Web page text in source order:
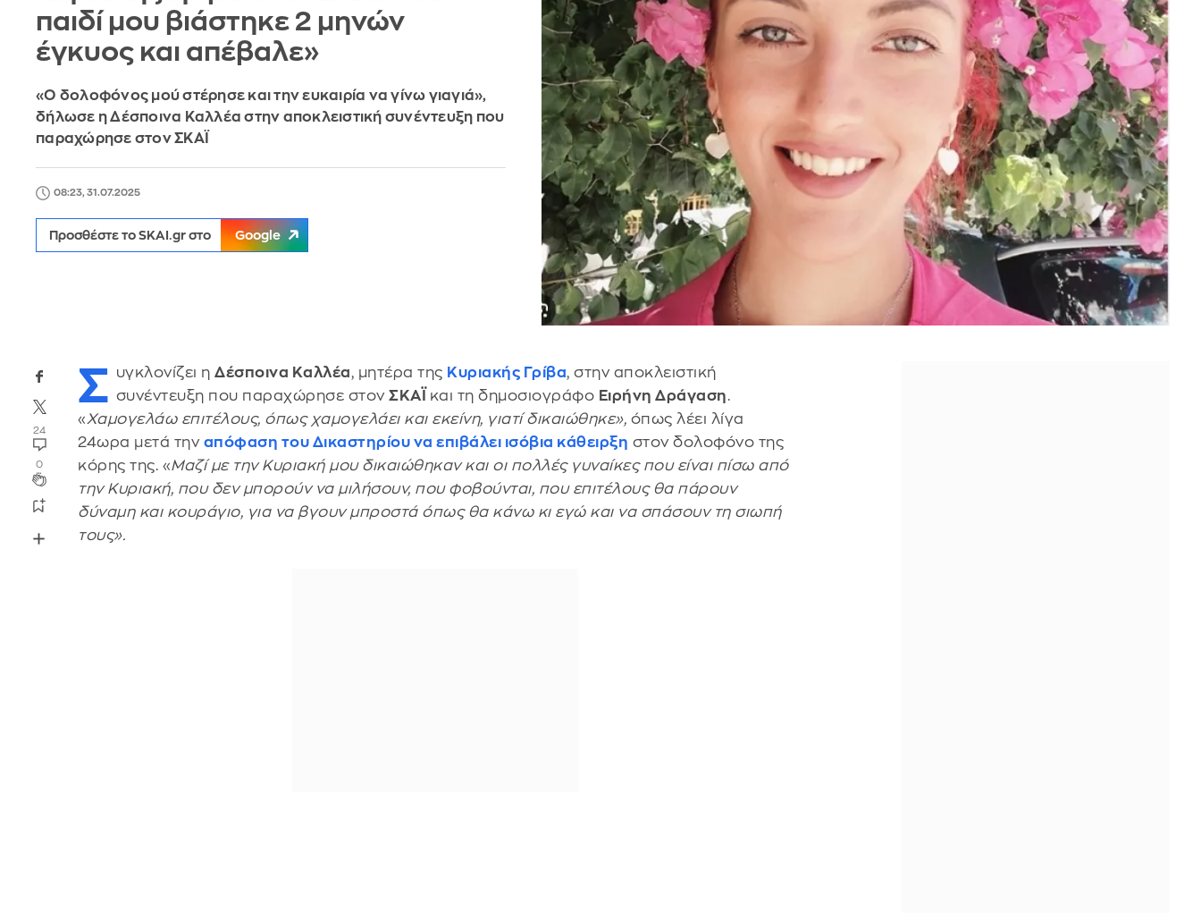
παιδί μου βιάστηκε 2 μηνών
έγκυος και απέβαλε»
«Ο δολοφόνος μού στέρησε και την ευκαιρία να γίνω γιαγιά»,
δήλωσε η Δέσποινα Καλλέα στην αποκλειστική συνέντευξη που
παραχώρησε στον ΣΚΑΪ
08:23, 31.07.2025
Προσθέστε το SKAI.gr στο Google
24
0
Σ υγκλονίζει ηΔέσποινα Καλλέα, μητέρα της Κυριακής Γρίβα, στην αποκλειστική
συνέντευξη που παραχώρησε στονΣΚΑΪ και τη δημοσιογράφο Ειρήνη Δράγαση.
«Χαμογελάω επιτέλους, όπως χαμογελάει και εκείνη, γιατί δικαιώθηκε», όπως λέει λίγα
24ωρα μετά την απόφαση του Δικαστηρίου να επιβάλει ισόβια κάθειρξη στον δολοφόνο της
κόρης της. «Μαζί με την Κυριακή μου δικαιώθηκαν και οι πολλές γυναίκες που είναι πίσω από
την Κυριακή, που δεν μπορούν να μιλήσουν, που φοβούνται, που επιτέλους θα πάρουν
δύναμη και κουράγιο, για να βγουν μπροστά όπως θα κάνω κι εγώ και να σπάσουν τη σιωπή
τους».